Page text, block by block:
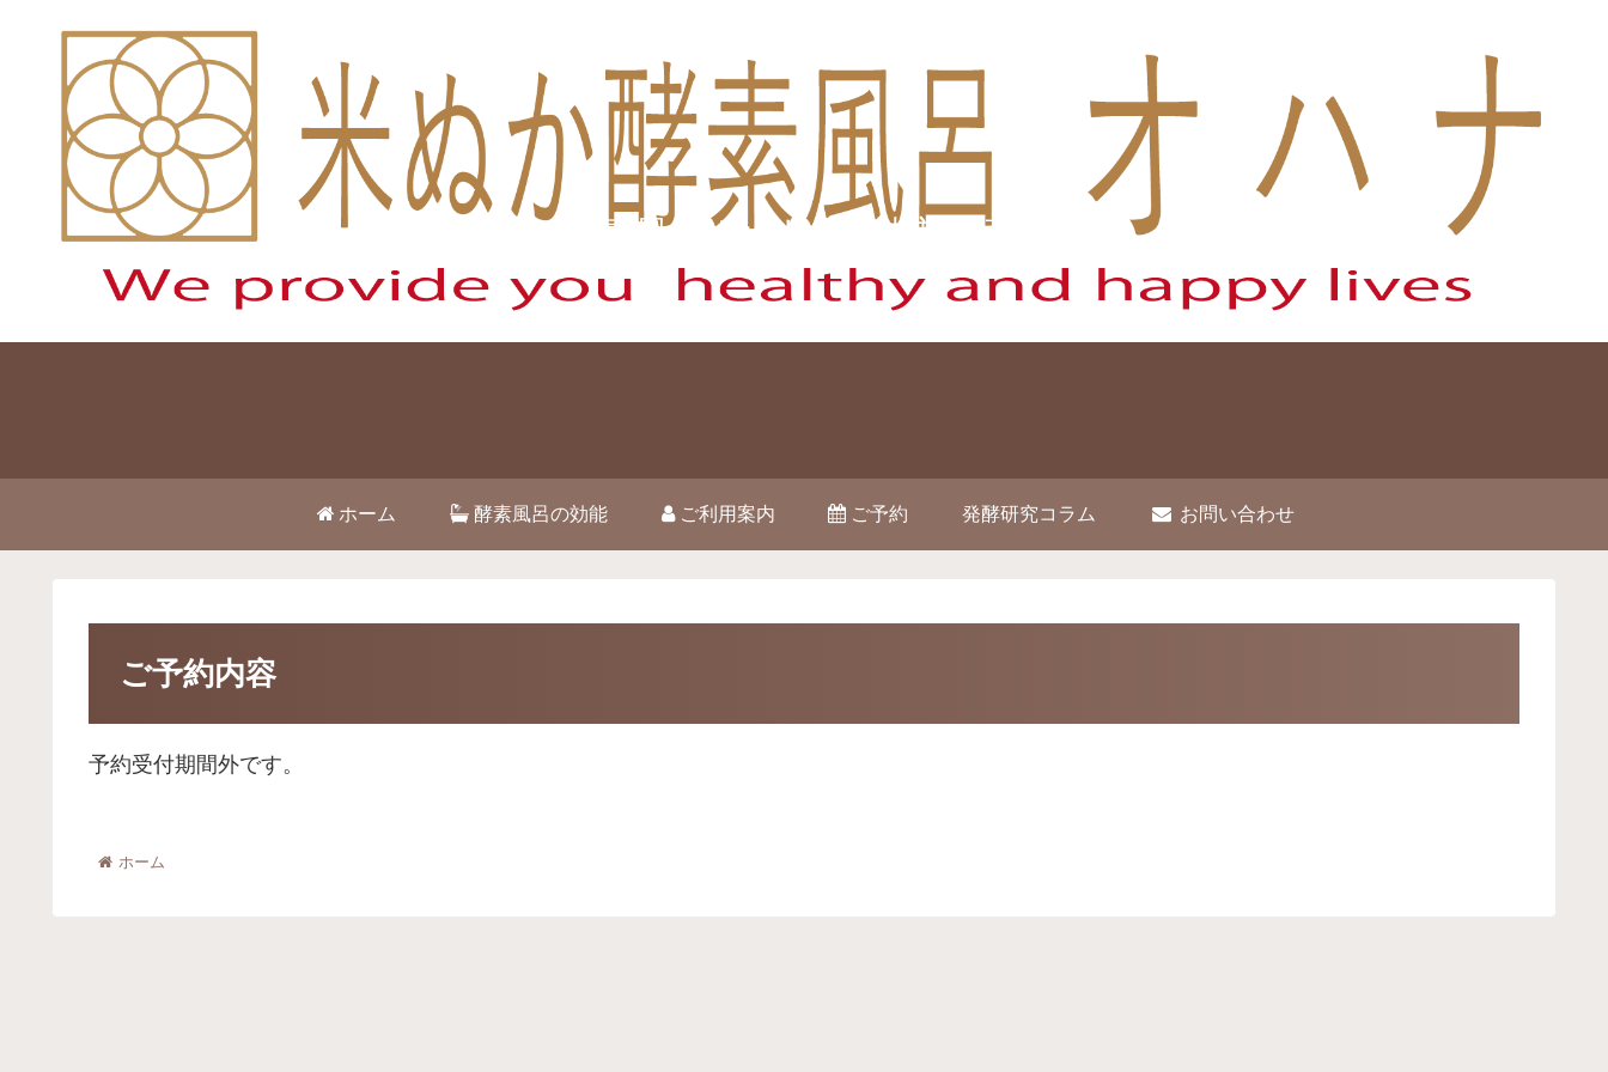
酵素風呂オハナ 藤枝市駿河台
ホーム 酵素風呂の効能 ご利用案内 ご予約 発酵研究コラム お問い合わせ
ご予約内容
予約受付期間外です。
ホーム